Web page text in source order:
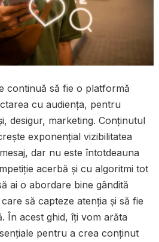
continuă să fie o platformă
cu audiența, pentru
desigur, marketing. Conținutul
exponențial vizibilitatea
dar nu este întotdeauna
acerbă și cu algoritmi tot
ai o abordare bine gândită
să capteze atenția și să fie
În acest ghid, îți vom arăta
pentru a crea conținut